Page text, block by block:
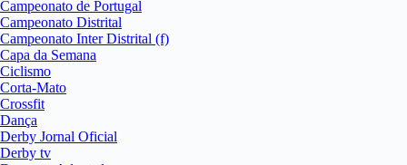
Campeonato de Portugal
Campeonato Distrital
Campeonato Inter Distrital (f)
Capa da Semana
Ciclismo
Corta-Mato
Crossfit
Dança
Derby Jornal Oficial
Derby tv